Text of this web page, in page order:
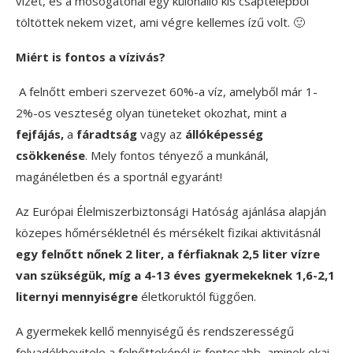
töltöttek nekem vizet, ami végre kellemes ízű volt. 🙂
Miért is fontos a vízivás?
A felnőtt emberi szervezet 60%-a víz, amelyből már 1-
2%-os veszteség olyan tüneteket okozhat, mint a
fejfájás, a fáradtság vagy az állóképesség
csökkenése. Mely fontos tényező a munkánál,
magánéletben és a sportnál egyaránt!
Az Európai Élelmiszerbiztonsági Hatóság ajánlása alapján
közepes hőmérsékletnél és mérsékelt fizikai aktivitásnál
egy felnőtt nőnek 2 liter, a férfiaknak 2,5 liter vízre
van szükségük, míg a 4-13 éves gyermekeknek 1,6-2,1
liternyi mennyiségre életkoruktól függően.
A gyermekek kellő mennyiségű és rendszerességű